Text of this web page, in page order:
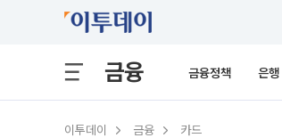
금융 금융정책 은행
이투데이 금융 카드